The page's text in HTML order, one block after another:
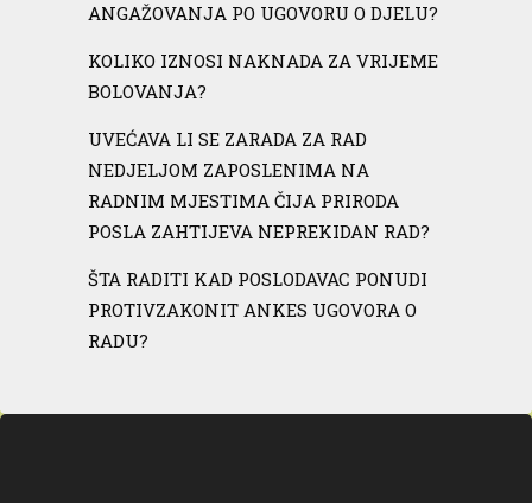
ANGAŽOVANJA PO UGOVORU O DJELU?
KOLIKO IZNOSI NAKNADA ZA VRIJEME
BOLOVANJA?
UVEĆAVA LI SE ZARADA ZA RAD
NEDJELJOM ZAPOSLENIMA NA
RADNIM MJESTIMA ČIJA PRIRODA
POSLA ZAHTIJEVA NEPREKIDAN RAD?
ŠTA RADITI KAD POSLODAVAC PONUDI
PROTIVZAKONIT ANKES UGOVORA O
RADU?